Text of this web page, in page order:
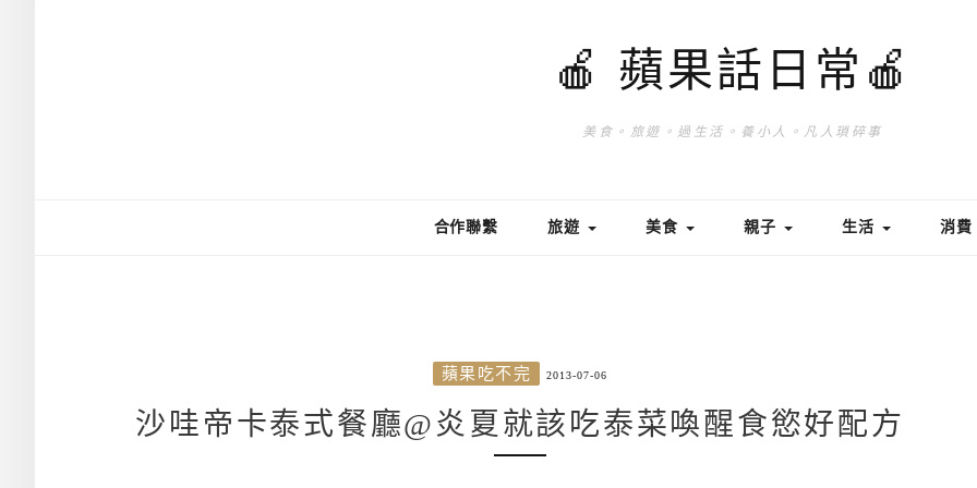
🍎 蘋果話日常🍎
美食。旅遊。過生活。養小人。凡人瑣碎事
合作聯繫 旅遊 美食 親子 生活 消費
蘋果吃不完 2013-07-06
沙哇帝卡泰式餐廳@炎夏就該吃泰菜喚醒食慾好配方